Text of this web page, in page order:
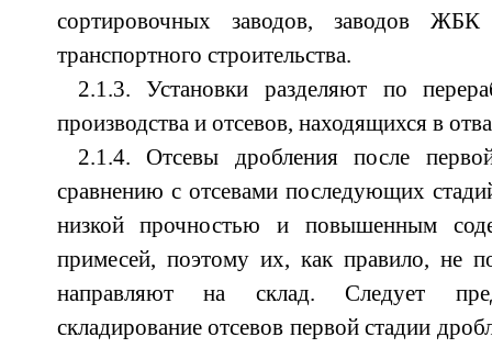
сортировочных заводов, заводов
транспортного строительства.
2.1.3. Установки разделяют по
производства и отсевов, находящихся в
2.1.4. Отсевы дробления после
сравнению с отсевами последующих
низкой прочностью и повышенным
примесей, поэтому их, как правило, не
направляют на склад. Следует
складирование отсевов первой стадии